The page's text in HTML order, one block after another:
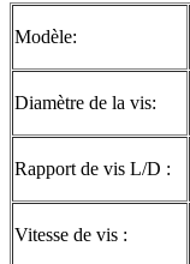
Modèle:
Diamètre de la vis:
Rapport de vis L/D :
Vitesse de vis :